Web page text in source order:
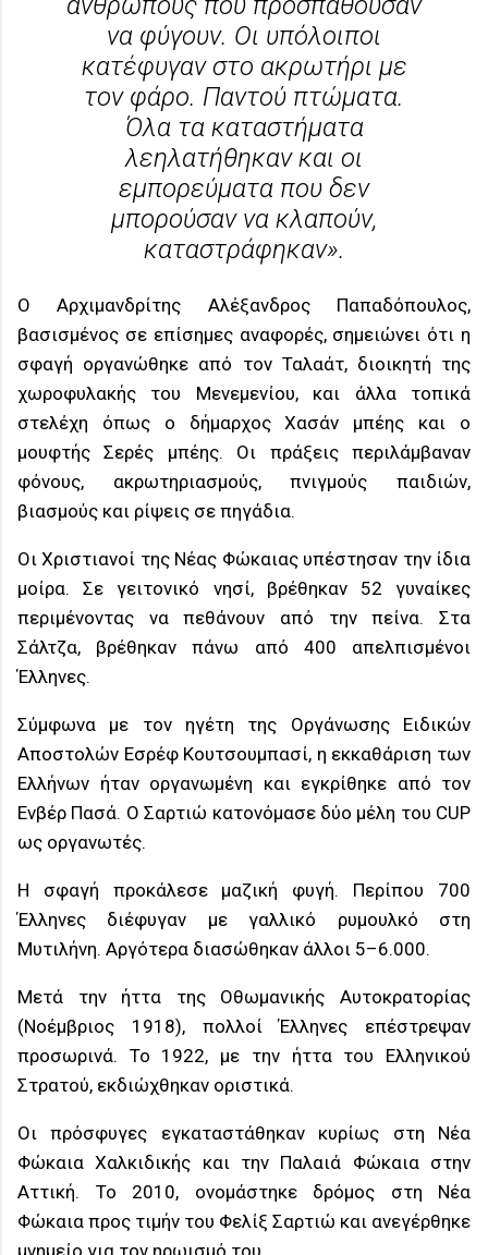
να φύγουν. Οι υπόλοιποι
κατέφυγαν στο ακρωτήρι με
τον φάρο. Παντού πτώματα.
Όλα τα καταστήματα
λεηλατήθηκαν και οι
εμπορεύματα που δεν
μπορούσαν να κλαπούν,
καταστράφηκαν».
Ο Αρχιμανδρίτης Αλέξανδρος Παπαδόπουλος,
βασισμένος σε επίσημες αναφορές, σημειώνει ότι η
σφαγή οργανώθηκε από τον Ταλαάτ, διοικητή της
χωροφυλακής του Μενεμενίου, και άλλα τοπικά
στελέχη όπως ο δήμαρχος Χασάν μπέης και ο
μουφτής Σερές μπέης. Οι πράξεις περιλάμβαναν
φόνους, ακρωτηριασμούς, πνιγμούς παιδιών,
βιασμούς και ρίψεις σε πηγάδια.
Οι Χριστιανοί της Νέας Φώκαιας υπέστησαν την ίδια
μοίρα. Σε γειτονικό νησί, βρέθηκαν 52 γυναίκες
περιμένοντας να πεθάνουν από την πείνα. Στα
Σάλτζα, βρέθηκαν πάνω από 400 απελπισμένοι
Έλληνες.
Σύμφωνα με τον ηγέτη της Οργάνωσης Ειδικών
Αποστολών Εσρέφ Κουτσουμπασί, η εκκαθάριση των
Ελλήνων ήταν οργανωμένη και εγκρίθηκε από τον
Ενβέρ Πασά. Ο Σαρτιώ κατονόμασε δύο μέλη του CUP
ως οργανωτές.
Η σφαγή προκάλεσε μαζική φυγή. Περίπου 700
Έλληνες διέφυγαν με γαλλικό ρυμουλκό στη
Μυτιλήνη. Αργότερα διασώθηκαν άλλοι 5–6.000.
Μετά την ήττα της Οθωμανικής Αυτοκρατορίας
(Νοέμβριος 1918), πολλοί Έλληνες επέστρεψαν
προσωρινά. Το 1922, με την ήττα του Ελληνικού
Στρατού, εκδιώχθηκαν οριστικά.
Οι πρόσφυγες εγκαταστάθηκαν κυρίως στη Νέα
Φώκαια Χαλκιδικής και την Παλαιά Φώκαια στην
Αττική. Το 2010, ονομάστηκε δρόμος στη Νέα
Φώκαια προς τιμήν του Φελίξ Σαρτιώ και ανεγέρθηκε